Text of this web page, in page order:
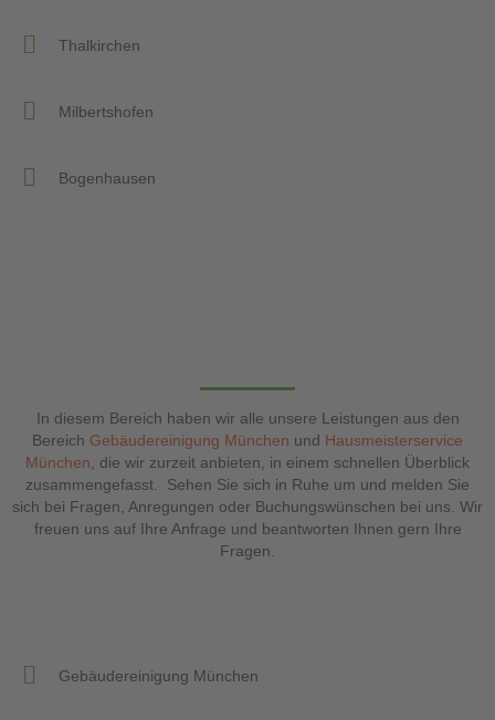
Thalkirchen
Milbertshofen
Bogenhausen
In diesem Bereich haben wir alle unsere Leistungen aus den
Bereich Gebäudereinigung München und Hausmeisterservice
München, die wir zurzeit anbieten, in einem schnellen Überblick
zusammengefasst. Sehen Sie sich in Ruhe um und melden Sie
sich bei Fragen, Anregungen oder Buchungswünschen bei uns. Wir
freuen uns auf Ihre Anfrage und beantworten Ihnen gern Ihre
Fragen.
Gebäudereinigung München